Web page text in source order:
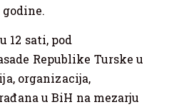
godine.
12 sati, pod
Republike Turske u
organizacija,
u BiH na mezarju